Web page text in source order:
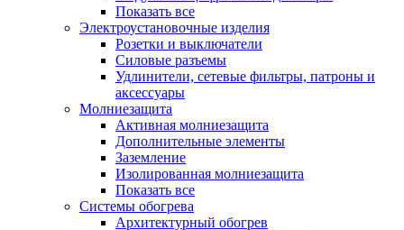
Показать все
Электроустановочные изделия
Розетки и выключатели
Силовые разъемы
Удлинители, сетевые фильтры, патроны и
аксессуары
Молниезащита
Активная молниезащита
Дополнительные элементы
Заземление
Изолированная молниезащита
Показать все
Системы обогрева
Архитектурный обогрев